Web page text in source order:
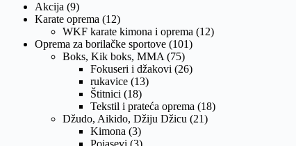
Akcija (9)
Karate oprema (12)
WKF karate kimona i oprema (12)
Oprema za borilačke sportove (101)
Boks, Kik boks, MMA (75)
Fokuseri i džakovi (26)
rukavice (13)
Štitnici (18)
Tekstil i prateća oprema (18)
Džudo, Aikido, Džiju Džicu (21)
Kimona (3)
Pojasevi (3)